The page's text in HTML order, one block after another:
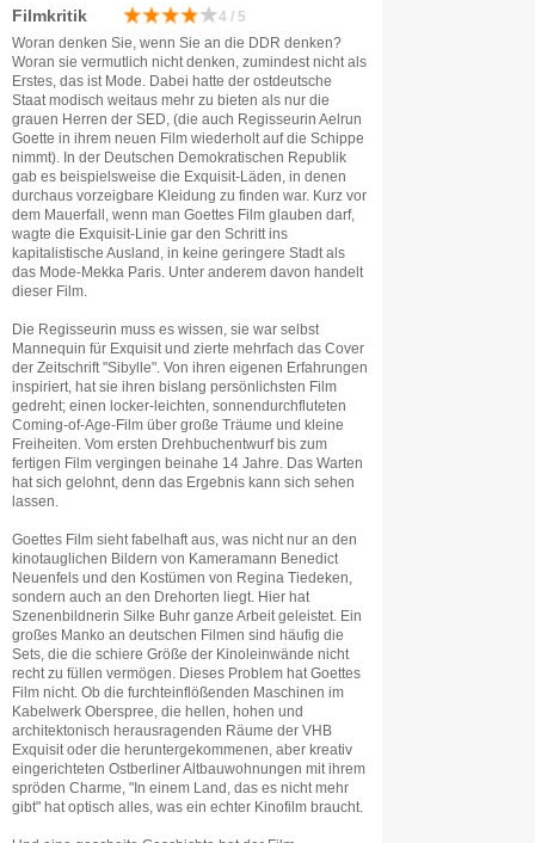
Filmkritik 4 / 5
Woran denken Sie, wenn Sie an die DDR denken?
Woran sie vermutlich nicht denken, zumindest nicht als
Erstes, das ist Mode. Dabei hatte der ostdeutsche
Staat modisch weitaus mehr zu bieten als nur die
grauen Herren der SED, (die auch Regisseurin Aelrun
Goette in ihrem neuen Film wiederholt auf die Schippe
nimmt). In der Deutschen Demokratischen Republik
gab es beispielsweise die Exquisit-Läden, in denen
durchaus vorzeigbare Kleidung zu finden war. Kurz vor
dem Mauerfall, wenn man Goettes Film glauben darf,
wagte die Exquisit-Linie gar den Schritt ins
kapitalistische Ausland, in keine geringere Stadt als
das Mode-Mekka Paris. Unter anderem davon handelt
dieser Film.
Die Regisseurin muss es wissen, sie war selbst
Mannequin für Exquisit und zierte mehrfach das Cover
der Zeitschrift "Sibylle". Von ihren eigenen Erfahrungen
inspiriert, hat sie ihren bislang persönlichsten Film
gedreht; einen locker-leichten, sonnendurchfluteten
Coming-of-Age-Film über große Träume und kleine
Freiheiten. Vom ersten Drehbuchentwurf bis zum
fertigen Film vergingen beinahe 14 Jahre. Das Warten
hat sich gelohnt, denn das Ergebnis kann sich sehen
lassen.
Goettes Film sieht fabelhaft aus, was nicht nur an den
kinotauglichen Bildern von Kameramann Benedict
Neuenfels und den Kostümen von Regina Tiedeken,
sondern auch an den Drehorten liegt. Hier hat
Szenenbildnerin Silke Buhr ganze Arbeit geleistet. Ein
großes Manko an deutschen Filmen sind häufig die
Sets, die die schiere Größe der Kinoleinwände nicht
recht zu füllen vermögen. Dieses Problem hat Goettes
Film nicht. Ob die furchteinflößenden Maschinen im
Kabelwerk Oberspree, die hellen, hohen und
architektonisch herausragenden Räume der VHB
Exquisit oder die heruntergekommenen, aber kreativ
eingerichteten Ostberliner Altbauwohnungen mit ihrem
spröden Charme, "In einem Land, das es nicht mehr
gibt" hat optisch alles, was ein echter Kinofilm braucht.